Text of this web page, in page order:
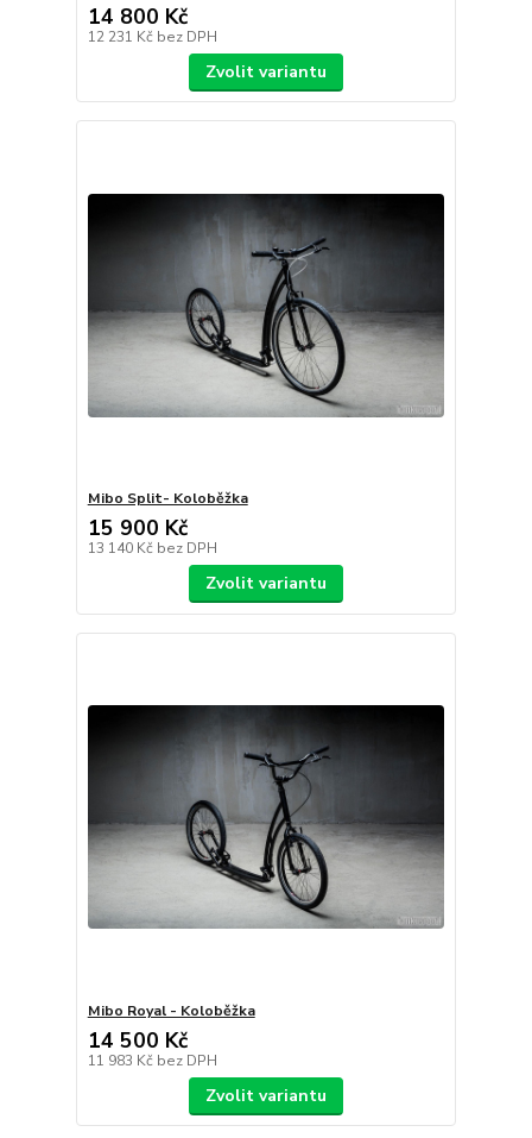
14 800 Kč
12 231 Kč bez DPH
Zvolit variantu
Mibo Split- Koloběžka
15 900 Kč
13 140 Kč bez DPH
Zvolit variantu
Mibo Royal - Koloběžka
14 500 Kč
11 983 Kč bez DPH
Zvolit variantu